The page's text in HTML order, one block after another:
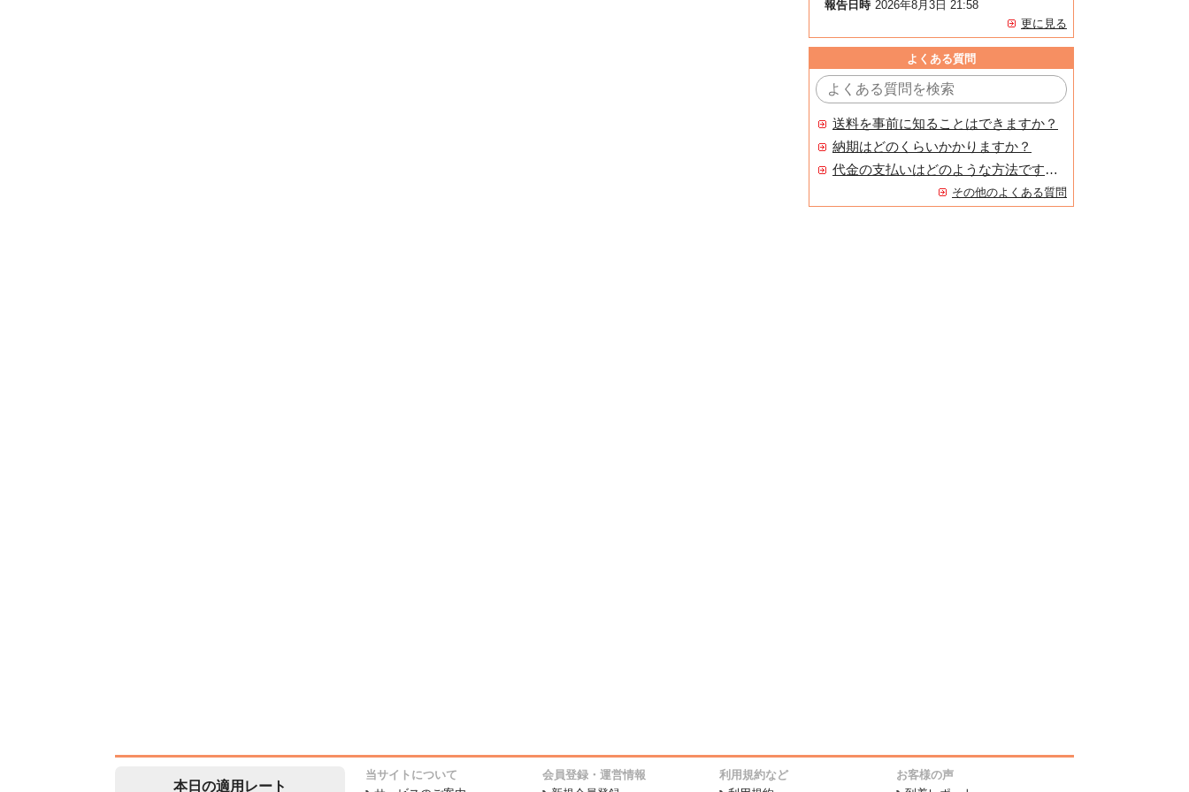
報告日時 2026年8月3日 21:58
更に見る
よくある質問
送料を事前に知ることはできますか？
納期はどのくらいかかりますか？
代金の支払いはどのような方法ですか？
その他のよくある質問
本日の適用レート
当サイトについて
会員登録・運営情報
利用規約など
お客様の声